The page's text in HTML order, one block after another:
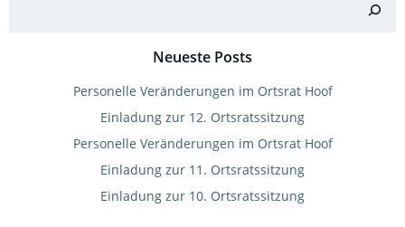
Neueste Posts
Personelle Veränderungen im Ortsrat Hoof
Einladung zur 12. Ortsratssitzung
Personelle Veränderungen im Ortsrat Hoof
Einladung zur 11. Ortsratssitzung
Einladung zur 10. Ortsratssitzung